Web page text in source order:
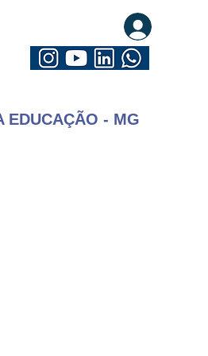
EDUCAÇÃO - MG